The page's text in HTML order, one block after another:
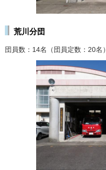
荒川分団
団員数：14名（団員定数：20名）